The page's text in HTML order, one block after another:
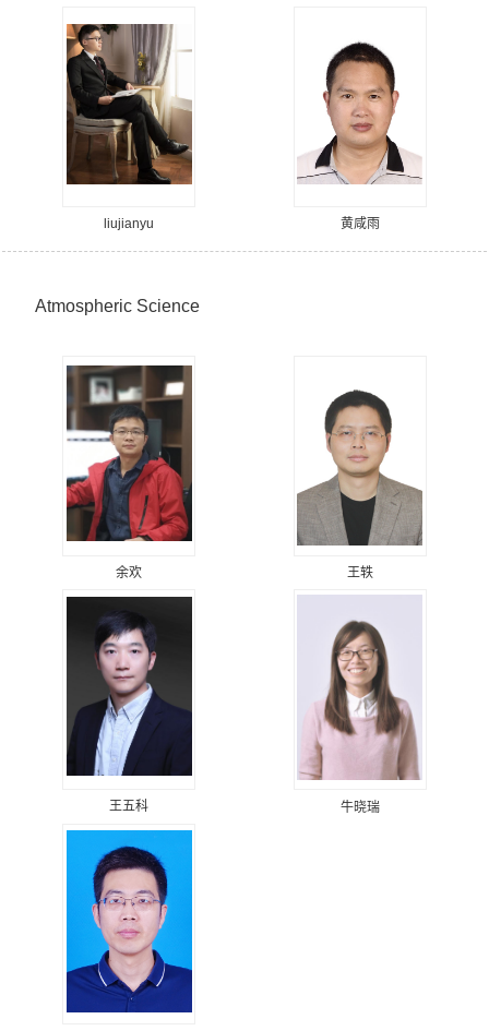
liujianyu 黄咸雨
Atmospheric Science
余欢 王轶
王五科 牛晓瑞